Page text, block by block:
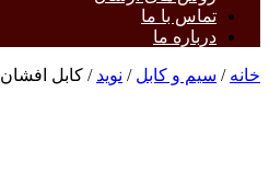
تماس با ما
درباره ما
خانه / سیم و کابل / نوید / کابل افشان 4 در 4 نوید